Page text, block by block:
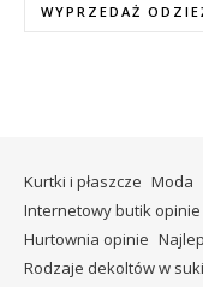
WYPRZEDAŻ
Kurtki i płaszcze Moda
Internetowy butik opinie
Hurtownia opinie
Rodzaje dekoltów w